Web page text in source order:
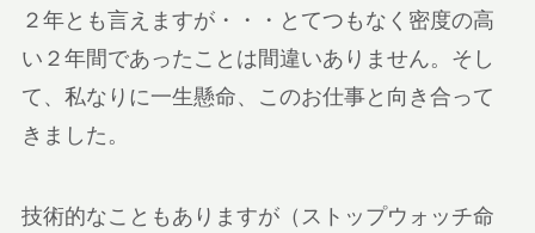
２年とも言えますが・・・とてつもなく密度の高
い２年間であったことは間違いありません。そし
て、私なりに一生懸命、このお仕事と向き合って
きました。
技術的なこともありますが（ストップウォッチ命